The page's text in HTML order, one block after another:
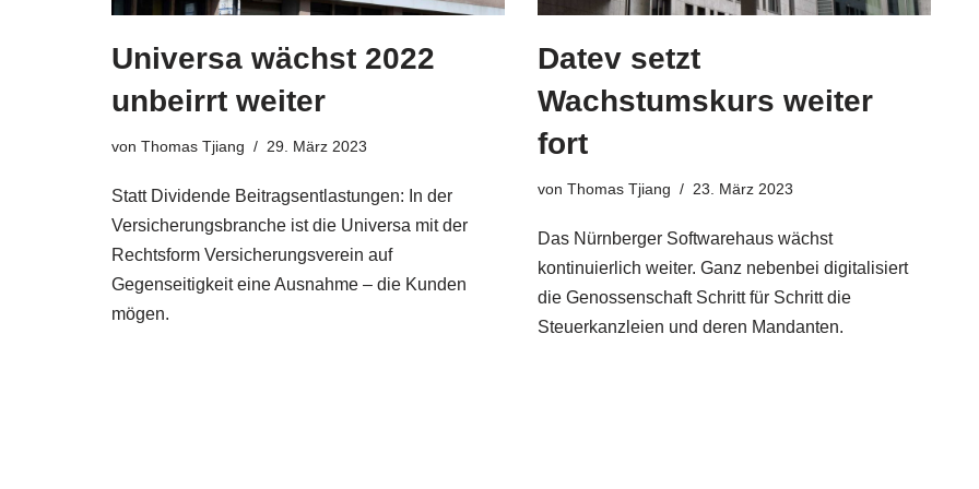
Universa wächst 2022
unbeirrt weiter
von Thomas Tjiang 29. März 2023
Statt Dividende Beitragsentlastungen: In der
Versicherungsbranche ist die Universa mit der
Rechtsform Versicherungsverein auf
Gegenseitigkeit eine Ausnahme – die Kunden
mögen.
Datev setzt
Wachstumskurs weiter
fort
von Thomas Tjiang 23. März 2023
Das Nürnberger Softwarehaus wächst
kontinuierlich weiter. Ganz nebenbei digitalisiert
die Genossenschaft Schritt für Schritt die
Steuerkanzleien und deren Mandanten.